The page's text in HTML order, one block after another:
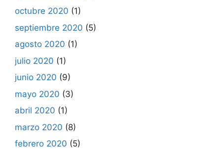
octubre 2020 (1)
septiembre 2020 (5)
agosto 2020 (1)
julio 2020 (1)
junio 2020 (9)
mayo 2020 (3)
abril 2020 (1)
marzo 2020 (8)
febrero 2020 (5)